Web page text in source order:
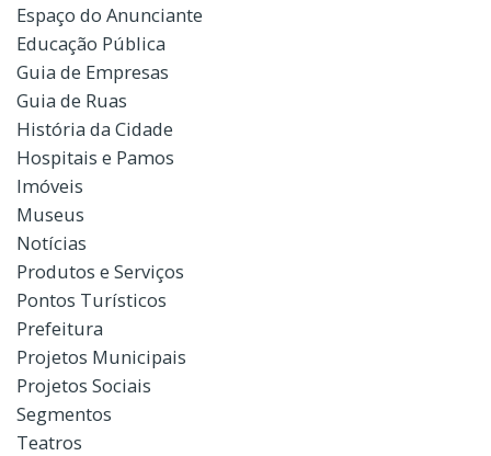
Espaço do Anunciante
Educação Pública
Guia de Empresas
Guia de Ruas
História da Cidade
Hospitais e Pamos
Imóveis
Museus
Notícias
Produtos e Serviços
Pontos Turísticos
Prefeitura
Projetos Municipais
Projetos Sociais
Segmentos
Teatros